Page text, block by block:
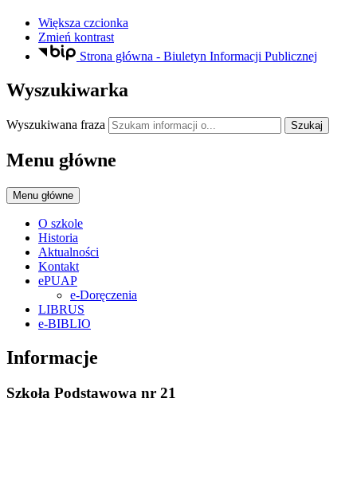
Większa czcionka
Zmień kontrast
Strona główna - Biuletyn Informacji Publicznej
Wyszukiwarka
Wyszukiwana fraza Szukaj
Menu główne
Menu główne
O szkole
Historia
Aktualności
Kontakt
ePUAP
e-Doręczenia
LIBRUS
e-BIBLIO
Informacje
Szkoła Podstawowa nr 21